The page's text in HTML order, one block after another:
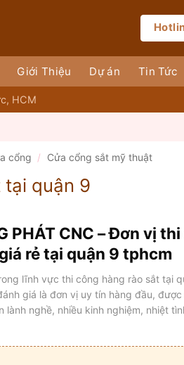
Giới Thiệu Dự án Tin Tức
HCM
cổng / Cửa cổng sắt mỹ thuật
tại quận 9
PHÁT CNC – Đơn vị
rẻ tại quận 9 tphcm
lĩnh vực thi công hàng rào sắt tại
giá là đơn vị uy tín hàng đầu,
nghề, nhiều kinh nghiệm, nhiệt